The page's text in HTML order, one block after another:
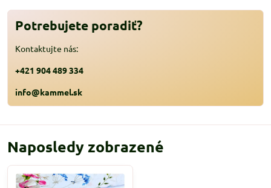
Potrebujete poradiť?
Kontaktujte nás:
+421 904 489 334
info@kammel.sk
Naposledy zobrazené